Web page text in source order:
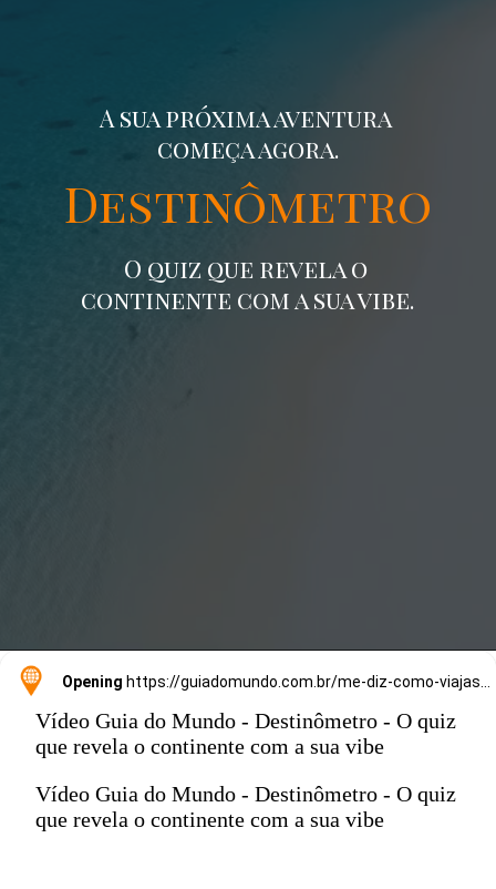
Destinômetro
O quiz que revela o
continente com a sua vibe.
A sua próxima aventura
começa agora.
Opening
Vídeo Guia do Mundo - Destinômetro - O quiz
que revela o continente com a sua vibe
Vídeo Guia do Mundo - Destinômetro - O quiz
que revela o continente com a sua vibe